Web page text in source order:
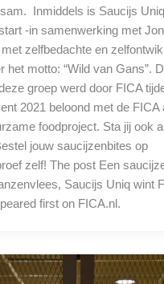
Inmiddels is Saucijs
-in samenwerking met
zelfbedachte en
het motto: “Wild van Gans”.
groep werd door FICA
2021 beloond met de FICA
foodproject. Sta jij ook
jouw saucijzenbites op
zelf! The post Een
Saucijs Uniq wint
first on FICA.nl.